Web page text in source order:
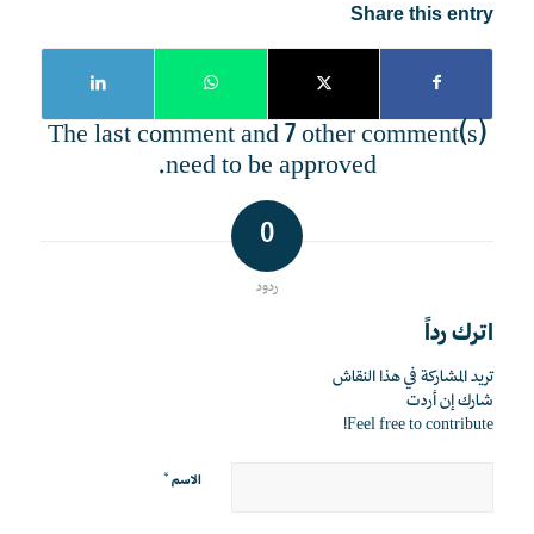
Share this entry
The last comment and 7 other comment(s)
need to be approved.
0
ردود
اترك رداً
تريد المشاركة في هذا النقاش
شارك إن أردت
Feel free to contribute!
الاسم*